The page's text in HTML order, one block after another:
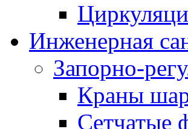
Инженерная
Запорно-
Краны
Сетчатые